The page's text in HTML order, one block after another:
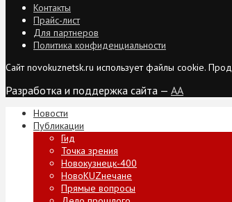
Контакты
Прайс-лист
Для партнеров
Политика конфиденциальности
Сайт novokuznetsk.ru использует файлы cookie.
Разработка и поддержка сайта — AA
Новости
Публикации
Гид
Точка зрения
Новокузнецк-400
НовоKUZнечане
Прямые вопросы